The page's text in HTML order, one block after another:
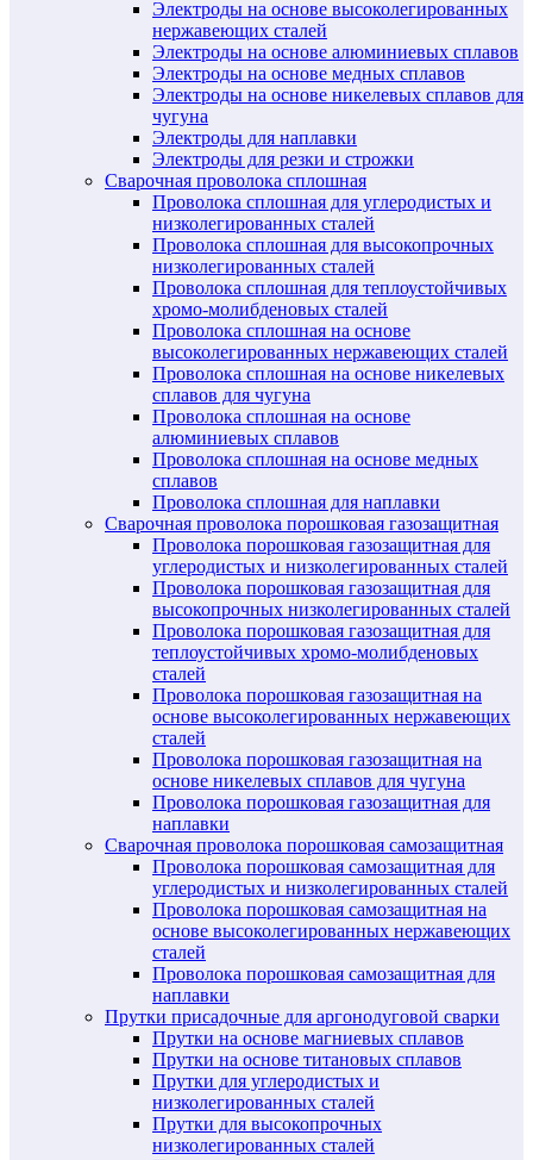
Электроды на основе высоколегированных
нержавеющих сталей
Электроды на основе алюминиевых сплавов
Электроды на основе медных сплавов
Электроды на основе никелевых сплавов для
чугуна
Электроды для наплавки
Электроды для резки и строжки
Сварочная проволока сплошная
Проволока сплошная для углеродистых и
низколегированных сталей
Проволока сплошная для высокопрочных
низколегированных сталей
Проволока сплошная для теплоустойчивых
хромо-молибденовых сталей
Проволока сплошная на основе
высоколегированных нержавеющих сталей
Проволока сплошная на основе никелевых
сплавов для чугуна
Проволока сплошная на основе
алюминиевых сплавов
Проволока сплошная на основе медных
сплавов
Проволока сплошная для наплавки
Сварочная проволока порошковая газозащитная
Проволока порошковая газозащитная для
углеродистых и низколегированных сталей
Проволока порошковая газозащитная для
высокопрочных низколегированных сталей
Проволока порошковая газозащитная для
теплоустойчивых хромо-молибденовых
сталей
Проволока порошковая газозащитная на
основе высоколегированных нержавеющих
сталей
Проволока порошковая газозащитная на
основе никелевых сплавов для чугуна
Проволока порошковая газозащитная для
наплавки
Сварочная проволока порошковая самозащитная
Проволока порошковая самозащитная для
углеродистых и низколегированных сталей
Проволока порошковая самозащитная на
основе высоколегированных нержавеющих
сталей
Проволока порошковая самозащитная для
наплавки
Прутки присадочные для аргонодуговой сварки
Прутки на основе магниевых сплавов
Прутки на основе титановых сплавов
Прутки для углеродистых и
низколегированных сталей
Прутки для высокопрочных
низколегированных сталей